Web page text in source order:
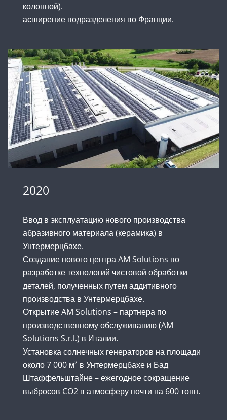
колонной).
асширение подразделения во Франции.
2020
Ввод в эксплуатацию нового производства
абразивного материала (керамика) в
Унтермерцбахе.
Создание нового центра AM Solutions по
разработке технологий чистовой обработки
деталей, полученных путем аддитивного
производства в Унтермерцбахе.
Открытие AM Solutions – партнера по
производственному обслуживанию (AM
Solutions S.r.l.) в Италии.
Установка солнечных генераторов на площади
около 7 000 м² в Унтермерцбахе и Бад
Штаффельштайне – ежегодное сокращение
выбросов CO2 в атмосферу почти на 600 тонн.